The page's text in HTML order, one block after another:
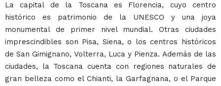
La capital de la Toscana es Florencia, cuyo centro
histórico es patrimonio de la UNESCO y una joya
monumental de primer nivel mundial. Otras ciudades
imprescindibles son Pisa, Siena, o los centros históricos
de San Gimignano, Volterra, Luca y Pienza. Además de las
ciudades, la Toscana cuenta con regiones naturales de
gran belleza como el Chianti, la Garfagnana, o el Parque